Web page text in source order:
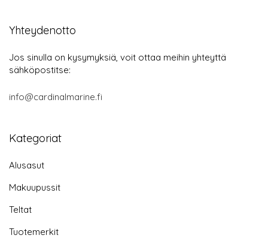
Yhteydenotto
Jos sinulla on kysymyksiä, voit ottaa meihin yhteyttä
sähköpostitse:
info@cardinalmarine.fi
Kategoriat
Alusasut
Makuupussit
Teltat
Tuotemerkit